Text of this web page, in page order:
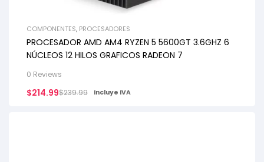
COMPONENTES, PROCESADORES
PROCESADOR AMD AM4 RYZEN 5 5600GT 3.6GHZ 6
NÚCLEOS 12 HILOS GRAFICOS RADEON 7
0 Reviews
$239.99
$214.99 Incluye IVA